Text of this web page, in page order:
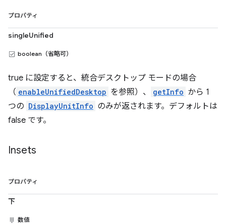
プロパティ
singleUnified
boolean（省略可）
true に設定すると、統合デスクトップ モードの場合
（ enableUnifiedDesktop を参照）、 getInfo から 1
つの DisplayUnitInfo のみが返されます。デフォルトは
false です。
Insets
プロパティ
下
数値